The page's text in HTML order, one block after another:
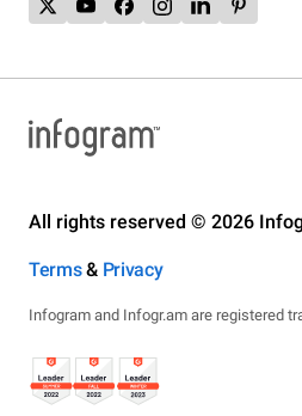
All rights reserved © 2026
Terms& Privacy
Infogram and Infogr.am are registered